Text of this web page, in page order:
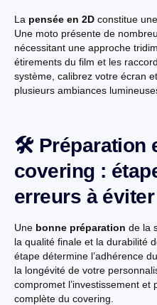
La pensée en 2D constitue
Une moto présente de
nécessitant une approche
étirements du film et les
système, calibrez votre écran
plusieurs ambiances
🛠️ Préparation
covering :
erreurs à éviter
Une bonne préparation de la
la qualité finale et la durabilité
étape détermine l’adhérence
la longévité de votre
compromet l’investissement
complète du covering.